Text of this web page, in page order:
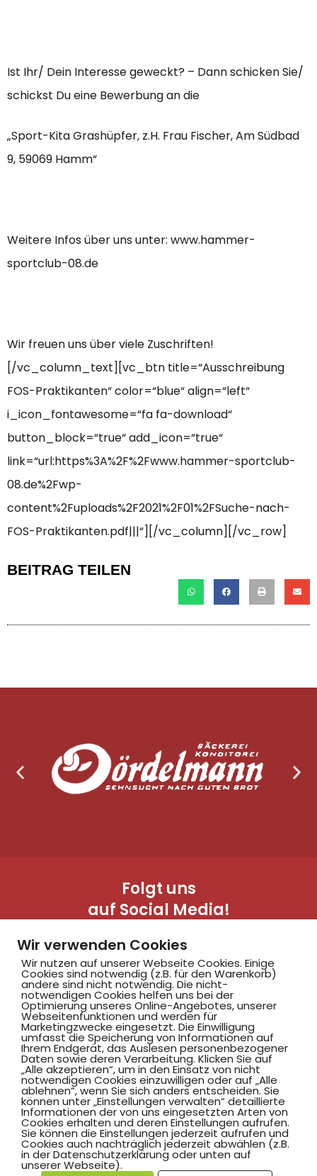
Ist Ihr/ Dein Interesse geweckt? – Dann schicken Sie/
schickst Du eine Bewerbung an die
„Sport-Kita Grashüpfer, z.H. Frau Fischer, Am Südbad
9, 59069 Hamm“
Weitere Infos über uns unter: www.hammer-
sportclub-08.de
Wir freuen uns über viele Zuschriften!
[/vc_column_text][vc_btn title=“Ausschreibung
FOS-Praktikanten“ color=“blue“ align=“left“
i_icon_fontawesome=“fa fa-download“
button_block=“true“ add_icon=“true“
link=“url:https%3A%2F%2Fwww.hammer-sportclub-
08.de%2Fwp-
content%2Fuploads%2F2021%2F01%2FSuche-nach-
FOS-Praktikanten.pdf|||“][/vc_column][/vc_row]
BEITRAG TEILEN
Folgt uns
auf Social Media!
Hammer SportClub 2008
Am Südbad 9,
59069 Hamm
©2025 Hammer SportClub 2008 e.V.
Wir verwenden Cookies
Wir nutzen auf unserer Webseite Cookies. Einige
Cookies sind notwendig (z.B. für den Warenkorb)
andere sind nicht notwendig. Die nicht-
notwendigen Cookies helfen uns bei der
Optimierung unseres Online-Angebotes, unserer
Webseitenfunktionen und werden für
Marketingzwecke eingesetzt. Die Einwilligung
umfasst die Speicherung von Informationen auf
Ihrem Endgerät, das Auslesen personenbezogener
Daten sowie deren Verarbeitung. Klicken Sie auf
„Alle akzeptieren“, um in den Einsatz von nicht
notwendigen Cookies einzuwilligen oder auf „Alle
ablehnen“, wenn Sie sich anders entscheiden. Sie
können unter „Einstellungen verwalten“ detaillierte
Informationen der von uns eingesetzten Arten von
Cookies erhalten und deren Einstellungen aufrufen.
Sie können die Einstellungen jederzeit aufrufen und
Cookies auch nachträglich jederzeit abwählen (z.B.
in der Datenschutzerklärung oder unten auf
unserer Webseite).